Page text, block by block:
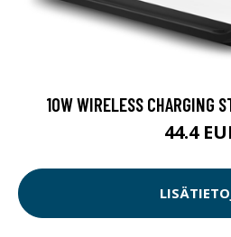
10W WIRELESS CHARGING
44.4